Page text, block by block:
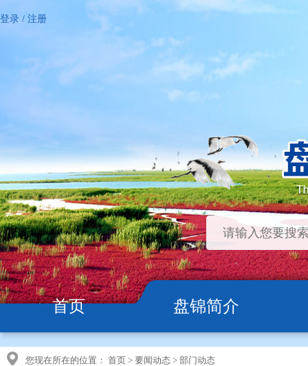
登录 / 注册
首页 盘锦简介
您现在所在的位置： 首页 > 要闻动态 > 部门动态